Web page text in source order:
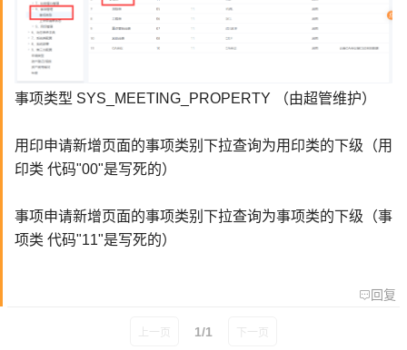
事项类型 SYS_MEETING_PROPERTY （由超管维护）
用印申请新增页面的事项类别下拉查询为用印类的下级（用
印类 代码"00"是写死的）
事项申请新增页面的事项类别 下拉查询为事项类的下级（事
项类 代码"11"是写死的）
回复
上一页 1/1 下一页